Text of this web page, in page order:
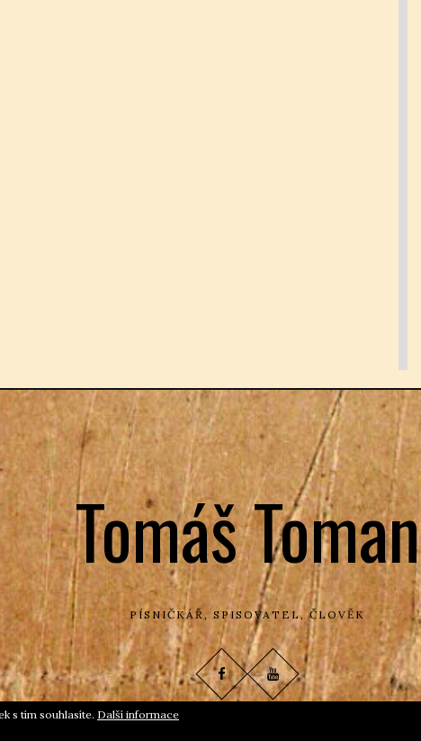
Tomáš Toman
PÍSNIČKÁŘ, SPISOVATEL, ČLOVĚK
s tím souhlasíte. Další informace